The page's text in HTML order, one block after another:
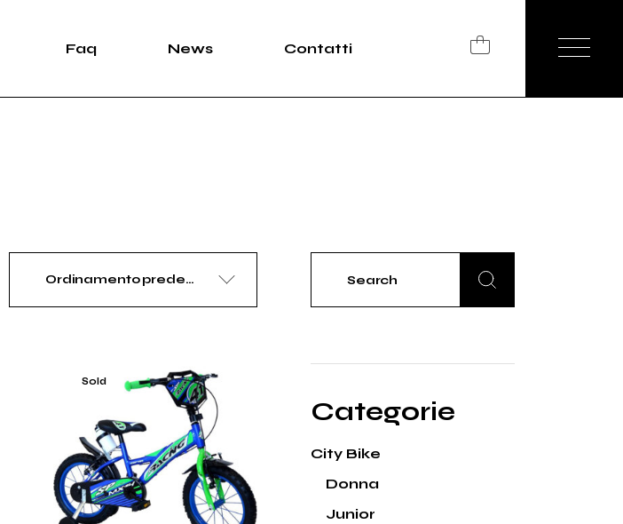
Faq News Contatti
Ordinamento predefinito
Sold
Search
Categorie
City Bike
Donna
Junior